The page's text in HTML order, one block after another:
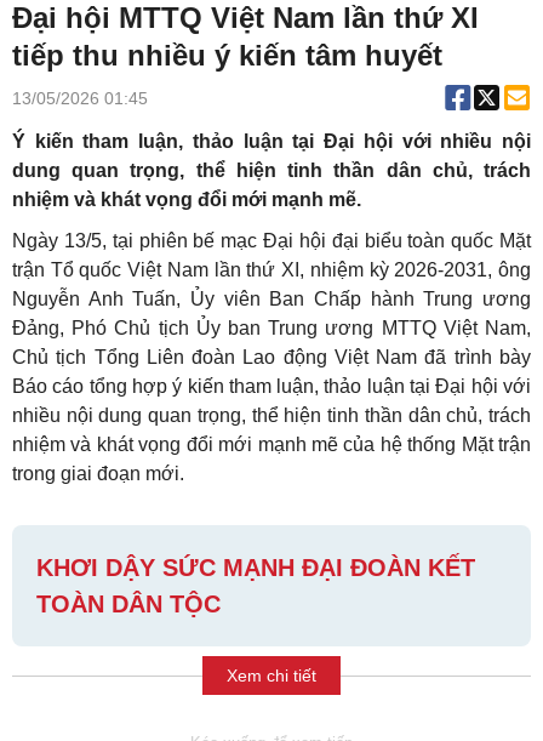
Đại hội MTTQ Việt Nam lần thứ XI
tiếp thu nhiều ý kiến tâm huyết
13/05/2026 01:45
Ý kiến tham luận, thảo luận tại Đại hội với nhiều nội
dung quan trọng, thể hiện tinh thần dân chủ, trách
nhiệm và khát vọng đổi mới mạnh mẽ.
Ngày 13/5, tại phiên bế mạc Đại hội đại biểu toàn quốc Mặt
trận Tổ quốc Việt Nam lần thứ XI, nhiệm kỳ 2026-2031, ông
Nguyễn Anh Tuấn, Ủy viên Ban Chấp hành Trung ương
Đảng, Phó Chủ tịch Ủy ban Trung ương MTTQ Việt Nam,
Chủ tịch Tổng Liên đoàn Lao động Việt Nam đã trình bày
Báo cáo tổng hợp ý kiến tham luận, thảo luận tại Đại hội với
nhiều nội dung quan trọng, thể hiện tinh thần dân chủ, trách
nhiệm và khát vọng đổi mới mạnh mẽ của hệ thống Mặt trận
trong giai đoạn mới.
KHƠI DẬY SỨC MẠNH ĐẠI ĐOÀN KẾT
TOÀN DÂN TỘC
Xem chi tiết